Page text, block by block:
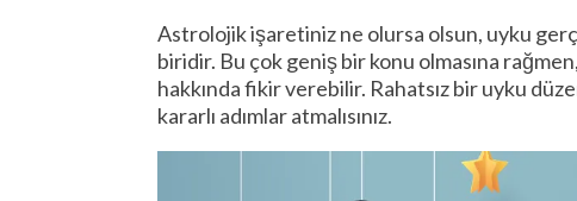
Astrolojik işaretiniz ne olursa olsun, uyku
biridir. Bu çok geniş bir konu olmasına
hakkında fikir verebilir. Rahatsız bir uyku
kararlı adımlar atmalısınız.